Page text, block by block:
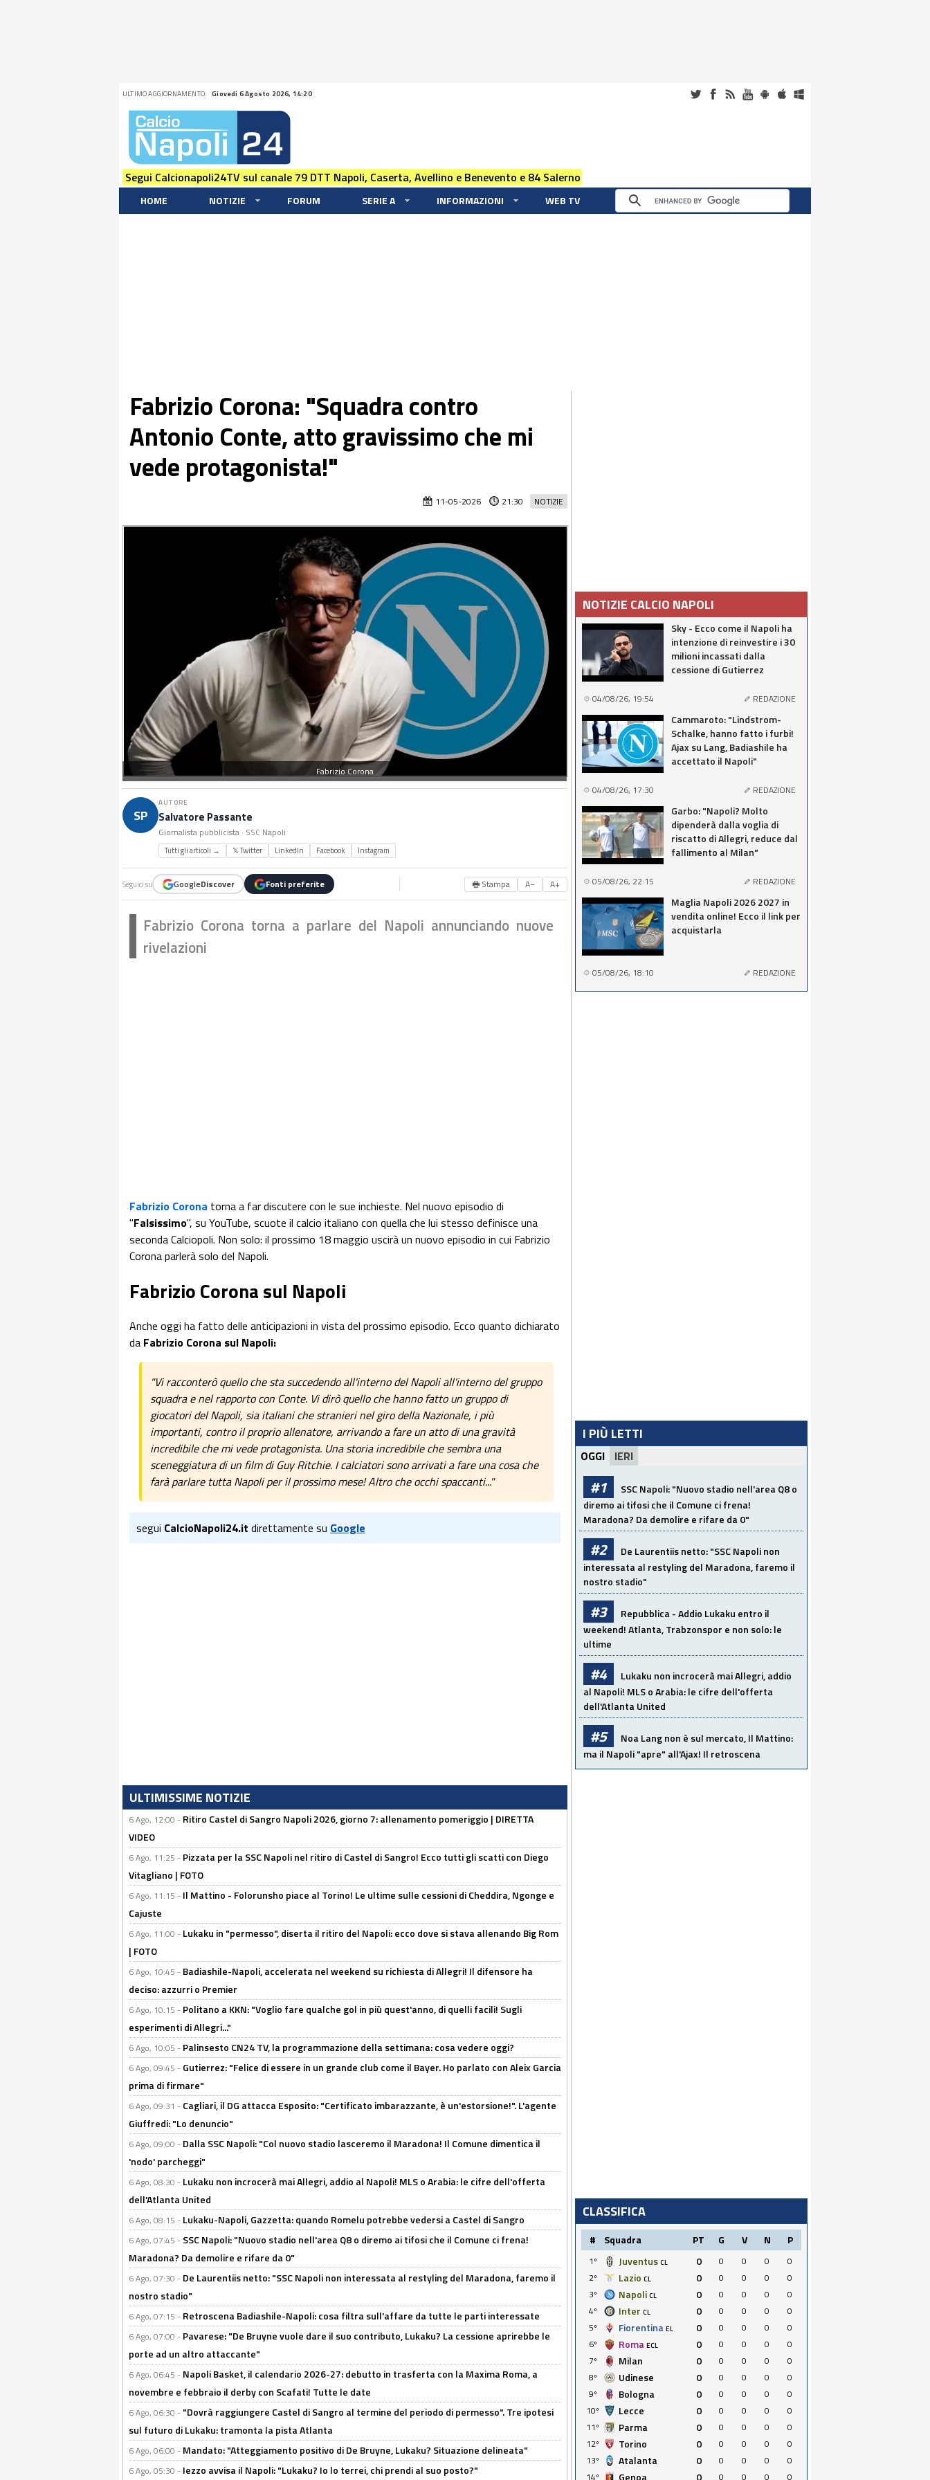
ULTIMO AGGIORNAMENTO: Giovedi 6 Agosto 2026, 14:20
Segui Calcionapoli24TV sul canale 79 DTT Napoli, Caserta, Avellino e Benevento e 84 Salerno
HOME NOTIZIE FORUM SERIE A INFORMAZIONI WEB TV
Fabrizio Corona: "Squadra contro
Antonio Conte, atto gravissimo che mi
vede protagonista!"
NOTIZIE
11-05-2026 21:30
Fabrizio Corona
SP
AUTORE
Salvatore Passante
Giornalista pubblicista · SSC Napoli
Tutti gli articoli → 𝕏 Twitter LinkedIn Facebook Instagram
Seguici su GoogleDiscover Fonti preferite 🖶 Stampa A− A+
Fabrizio Corona torna a parlare del Napoli annunciando nuove
rivelazioni
Fabrizio Corona torna a far discutere con le sue inchieste. Nel nuovo episodio di
"Falsissimo", su YouTube, scuote il calcio italiano con quella che lui stesso definisce una
seconda Calciopoli. Non solo: il prossimo 18 maggio uscirà un nuovo episodio in cui Fabrizio
Corona parlerà solo del Napoli.
Fabrizio Corona sul Napoli
Anche oggi ha fatto delle anticipazioni in vista del prossimo episodio. Ecco quanto dichiarato
da Fabrizio Corona sul Napoli:
"Vi racconterò quello che sta succedendo all'interno del Napoli all'interno del gruppo
squadra e nel rapporto con Conte. Vi dirò quello che hanno fatto un gruppo di
giocatori del Napoli, sia italiani che stranieri nel giro della Nazionale, i più
importanti, contro il proprio allenatore, arrivando a fare un atto di una gravità
incredibile che mi vede protagonista. Una storia incredibile che sembra una
sceneggiatura di un film di Guy Ritchie. I calciatori sono arrivati a fare una cosa che
farà parlare tutta Napoli per il prossimo mese! Altro che occhi spaccanti..."
segui CalcioNapoli24.it direttamente su Google
ULTIMISSIME NOTIZIE
6 Ago, 12:00 - Ritiro Castel di Sangro Napoli 2026, giorno 7: allenamento pomeriggio | DIRETTA
VIDEO
6 Ago, 11:25 - Pizzata per la SSC Napoli nel ritiro di Castel di Sangro! Ecco tutti gli scatti con Diego
Vitagliano | FOTO
6 Ago, 11:15 - Il Mattino - Folorunsho piace al Torino! Le ultime sulle cessioni di Cheddira, Ngonge e
Cajuste
6 Ago, 11:00 - Lukaku in "permesso", diserta il ritiro del Napoli: ecco dove si stava allenando Big Rom
| FOTO
6 Ago, 10:45 - Badiashile-Napoli, accelerata nel weekend su richiesta di Allegri! Il difensore ha
deciso: azzurri o Premier
6 Ago, 10:15 - Politano a KKN: "Voglio fare qualche gol in più quest'anno, di quelli facili! Sugli
esperimenti di Allegri..."
6 Ago, 10:05 - Palinsesto CN24 TV, la programmazione della settimana: cosa vedere oggi?
6 Ago, 09:45 - Gutierrez: "Felice di essere in un grande club come il Bayer. Ho parlato con Aleix Garcia
prima di firmare"
6 Ago, 09:31 - Cagliari, il DG attacca Esposito: "Certificato imbarazzante, è un'estorsione!". L'agente
Giuffredi: "Lo denuncio"
6 Ago, 09:00 - Dalla SSC Napoli: "Col nuovo stadio lasceremo il Maradona! Il Comune dimentica il
'nodo' parcheggi"
6 Ago, 08:30 - Lukaku non incrocerà mai Allegri, addio al Napoli! MLS o Arabia: le cifre dell'offerta
dell'Atlanta United
6 Ago, 08:15 - Lukaku-Napoli, Gazzetta: quando Romelu potrebbe vedersi a Castel di Sangro
6 Ago, 07:45 - SSC Napoli: "Nuovo stadio nell'area Q8 o diremo ai tifosi che il Comune ci frena!
Maradona? Da demolire e rifare da 0"
6 Ago, 07:30 - De Laurentiis netto: "SSC Napoli non interessata al restyling del Maradona, faremo il
nostro stadio"
6 Ago, 07:15 - Retroscena Badiashile-Napoli: cosa filtra sull'affare da tutte le parti interessate
6 Ago, 07:00 - Pavarese: "De Bruyne vuole dare il suo contributo, Lukaku? La cessione aprirebbe le
porte ad un altro attaccante"
6 Ago, 06:45 - Napoli Basket, il calendario 2026-27: debutto in trasferta con la Maxima Roma, a
novembre e febbraio il derby con Scafati! Tutte le date
6 Ago, 06:30 - "Dovrà raggiungere Castel di Sangro al termine del periodo di permesso". Tre ipotesi
sul futuro di Lukaku: tramonta la pista Atlanta
6 Ago, 06:00 - Mandato: "Atteggiamento positivo di De Bruyne, Lukaku? Situazione delineata"
6 Ago, 05:30 - Iezzo avvisa il Napoli: "Lukaku? Io lo terrei, chi prendi al suo posto?"
NOTIZIE CALCIO NAPOLI
Sky - Ecco come il Napoli ha
intenzione di reinvestire i 30
milioni incassati dalla
cessione di Gutierrez
04/08/26, 19:54 REDAZIONE
Cammaroto: "Lindstrom-
Schalke, hanno fatto i furbi!
Ajax su Lang, Badiashile ha
accettato il Napoli"
04/08/26, 17:30 REDAZIONE
Garbo: "Napoli? Molto
dipenderà dalla voglia di
riscatto di Allegri, reduce dal
fallimento al Milan"
05/08/26, 22:15 REDAZIONE
Maglia Napoli 2026 2027 in
vendita online! Ecco il link per
acquistarla
05/08/26, 18:10 REDAZIONE
I PIÙ LETTI
OGGI IERI
#1
SSC Napoli: "Nuovo stadio nell'area Q8 o
diremo ai tifosi che il Comune ci frena!
Maradona? Da demolire e rifare da 0"
#2
De Laurentiis netto: "SSC Napoli non
interessata al restyling del Maradona, faremo il
nostro stadio"
#3
Repubblica - Addio Lukaku entro il
weekend! Atlanta, Trabzonspor e non solo: le
ultime
#4
Lukaku non incrocerà mai Allegri, addio
al Napoli! MLS o Arabia: le cifre dell'offerta
dell'Atlanta United
#5
Noa Lang non è sul mercato, Il Mattino:
ma il Napoli "apre" all'Ajax! Il retroscena
CLASSIFICA
# Squadra PT G V N P
1º Juventus CL 0 0 0 0
0
2º
Lazio CL 0 0 0 0
0
3º
Napoli CL 0 0 0 0
0
4º
Inter CL 0 0 0 0
0
5º
Fiorentina EL 0 0 0 0
0
6º
Roma ECL 0 0 0 0
0
7º
Milan 0 0 0 0
0
8º
Udinese 0 0 0 0
0
9º
Bologna 0 0 0 0
0
10º
Lecce 0 0 0 0
0
11º
Parma 0 0 0 0
0
12º
Torino 0 0 0 0
0
13º
Atalanta 0 0 0 0
0
14º
Genoa 0 0 0 0 0